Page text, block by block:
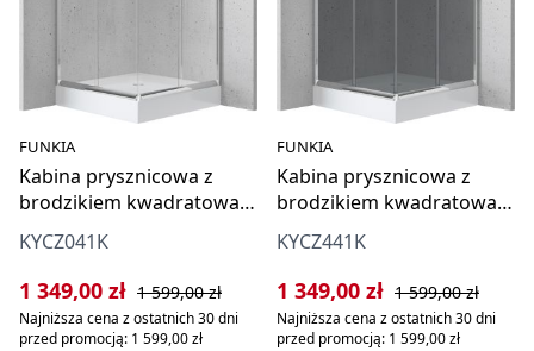
FUNKIA
Kabina prysznicowa z
brodzikiem kwadratowa
90x90 cm
KYCZ041K
Cena sprzedaży:
1 349,00 zł Cena regularna:
1 599,00 zł
Najniższa cena z ostatnich 30 dni
przed promocją: 1 599,00 zł
FUNKIA
Kabina prysznicowa z
brodzikiem kwadratowa
90x90 cm
KYCZ441K
Cena sprzedaży:
1 349,00 zł Cena regularna:
1 599,00 zł
Najniższa cena z ostatnich 30 dni
przed promocją: 1 599,00 zł